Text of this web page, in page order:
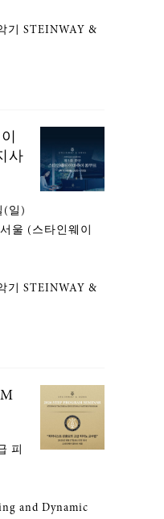
기 STEINWAY &
사
(일)
울 (스타인웨이
기 STEINWAY &
피
and Dynamic